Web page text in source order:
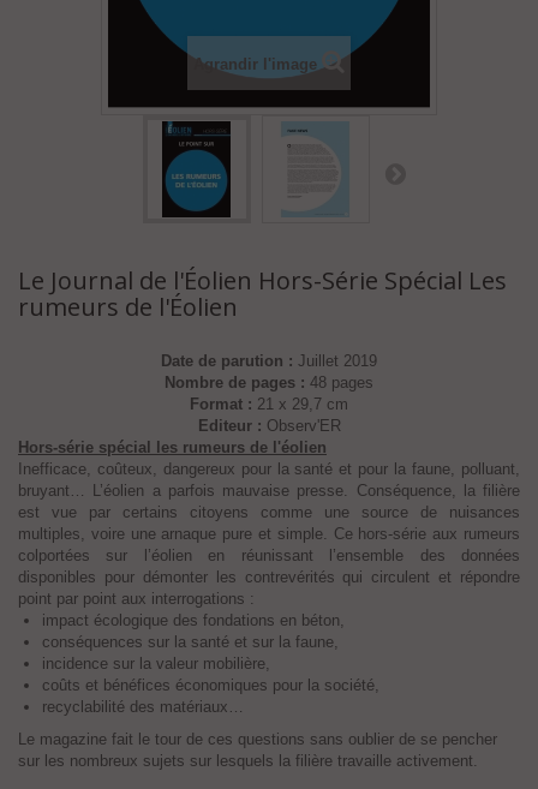
Agrandir l'image
Le Journal de l'Éolien Hors-Série Spécial Les
rumeurs de l'Éolien
Date de parution : Juillet 2019
Nombre de pages : 48 pages
Format : 21 x 29,7 cm
Editeur : Observ'ER
Hors-série spécial les rumeurs de l'éolien
Inefficace, coûteux, dangereux pour la santé et pour la faune, polluant,
bruyant… L’éolien a parfois mauvaise presse. Conséquence, la filière
est vue par certains citoyens comme une source de nuisances
multiples, voire une arnaque pure et simple. Ce hors-série aux rumeurs
colportées sur l’éolien en réunissant l’ensemble des données
disponibles pour démonter les contrevérités qui circulent et répondre
point par point aux interrogations :
impact écologique des fondations en béton,
conséquences sur la santé et sur la faune,
incidence sur la valeur mobilière,
coûts et bénéfices économiques pour la société,
recyclabilité des matériaux…
Le magazine fait le tour de ces questions sans oublier de se pencher
sur les nombreux sujets sur lesquels la filière travaille activement.